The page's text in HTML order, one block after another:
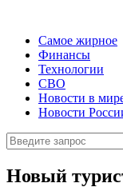
Самое жирное
Финансы
Технологии
СВО
Новости в
Новости
Новый